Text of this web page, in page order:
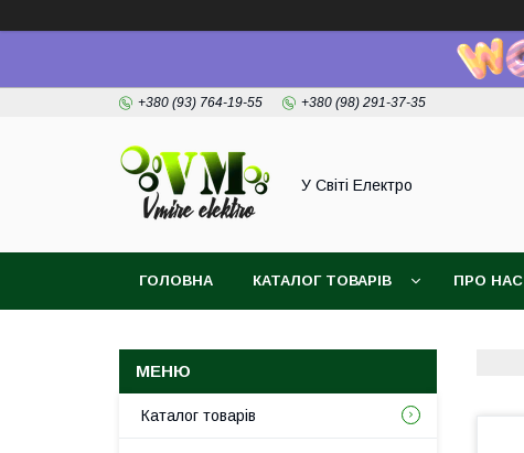
+380 (93) 764-19-55 +380 (98) 291-37-35
У Світі Електро
ГОЛОВНА КАТАЛОГ ТОВАРІВ ПРО НАС
Каталог товарів